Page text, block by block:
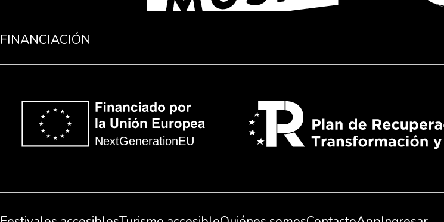
FINANCIACIÓN